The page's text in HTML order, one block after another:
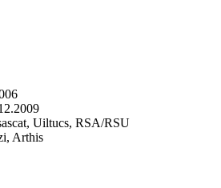
Uiltucs, RSA/RSU
Arthis